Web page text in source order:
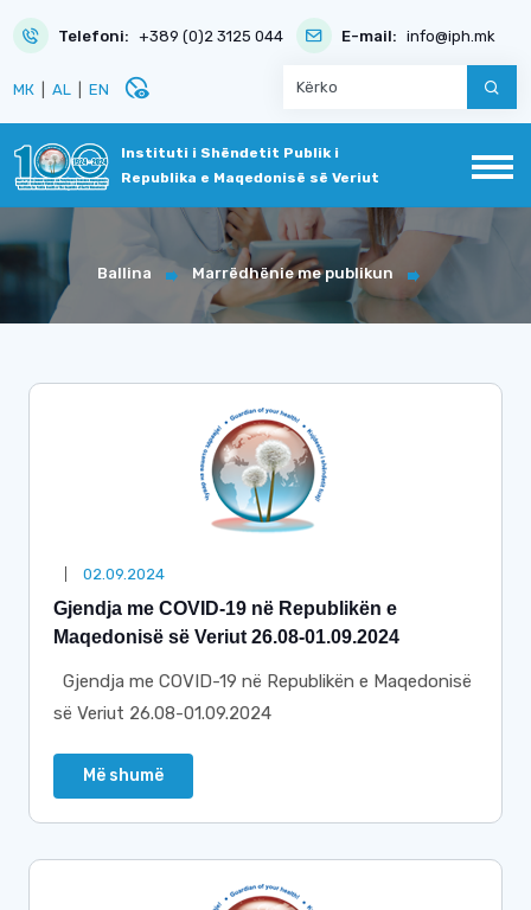
Telefoni: +389 (0)2 3125 044 E-mail: info@iph.mk
МК AL EN disabled_visible
Instituti i Shëndetit Publik i
Republika e Maqedonisë së Veriut
Ballina Marrëdhënie me publikun
02.09.2024
Gjendja me COVID-19 në Republikën e
Maqedonisë së Veriut 26.08-01.09.2024
Gjendja me COVID-19 në Republikën e Maqedonisë
së Veriut 26.08-01.09.2024
Më shumë